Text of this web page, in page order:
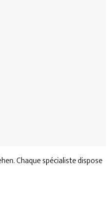
Chaque spécialiste dispose